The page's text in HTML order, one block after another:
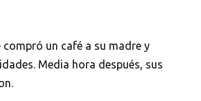
un café a su madre y
Media hora después, sus